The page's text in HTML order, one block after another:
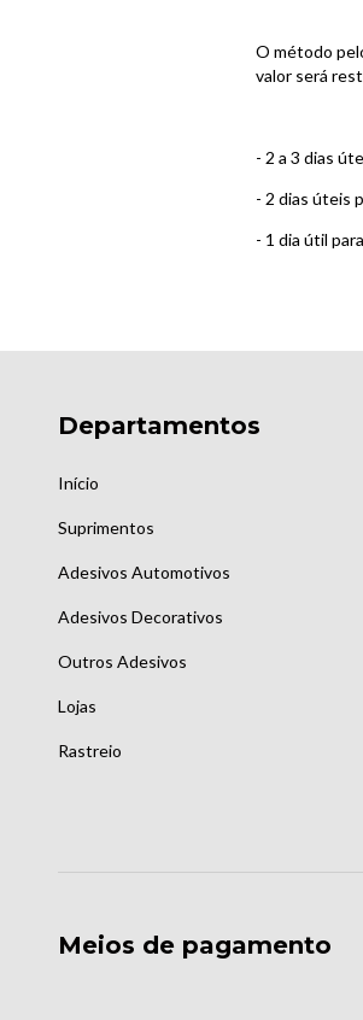
O método
valor será
- 2 a 3 dias
- 2 dias úteis
- 1 dia útil
Departamentos
Início
Suprimentos
Adesivos Automotivos
Adesivos Decorativos
Outros Adesivos
Lojas
Rastreio
Meios de pagamento